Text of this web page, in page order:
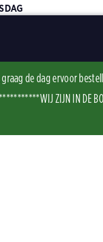
de dag ervoor
ZIJN IN DE